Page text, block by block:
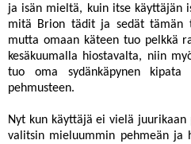
ja isän mieltä, kuin itse käyttäjän
mitä Brion tädit ja sedät tämän
mutta omaan käteen tuo pelkkä
kesäkuumalla hiostavalta, niin
tuo oma sydänkäpynen kipata
pehmusteen.
Nyt kun käyttäjä ei vielä juurikaan
valitsin mieluummin pehmeän ja